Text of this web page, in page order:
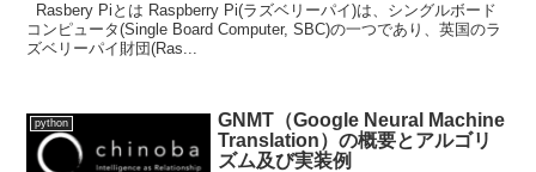
Rasbery Piとは Raspberry Pi(ラズベリーパイ)は、シングルボード
コンピュータ(Single Board Computer, SBC)の一つであり、英国のラ
ズベリーパイ財団(Ras...
python
GNMT（Google Neural Machine
Translation）の概要とアルゴリ
ズム及び実装例